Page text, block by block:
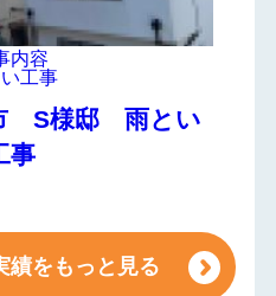
内容
工事
S様邸 雨とい
事
績をもっと見る